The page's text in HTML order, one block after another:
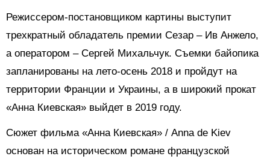
Режиссером-постановщиком картины выступит
трехкратный обладатель премии Сезар – Ив Анжело,
а оператором – Сергей Михальчук. Съемки байопика
запланированы на лето-осень 2018 и пройдут на
территории Франции и Украины, а в широкий прокат
«Анна Киевская» выйдет в 2019 году.
Сюжет фильма «Анна Киевская» / Anna de Kiev
основан на историческом романе французской